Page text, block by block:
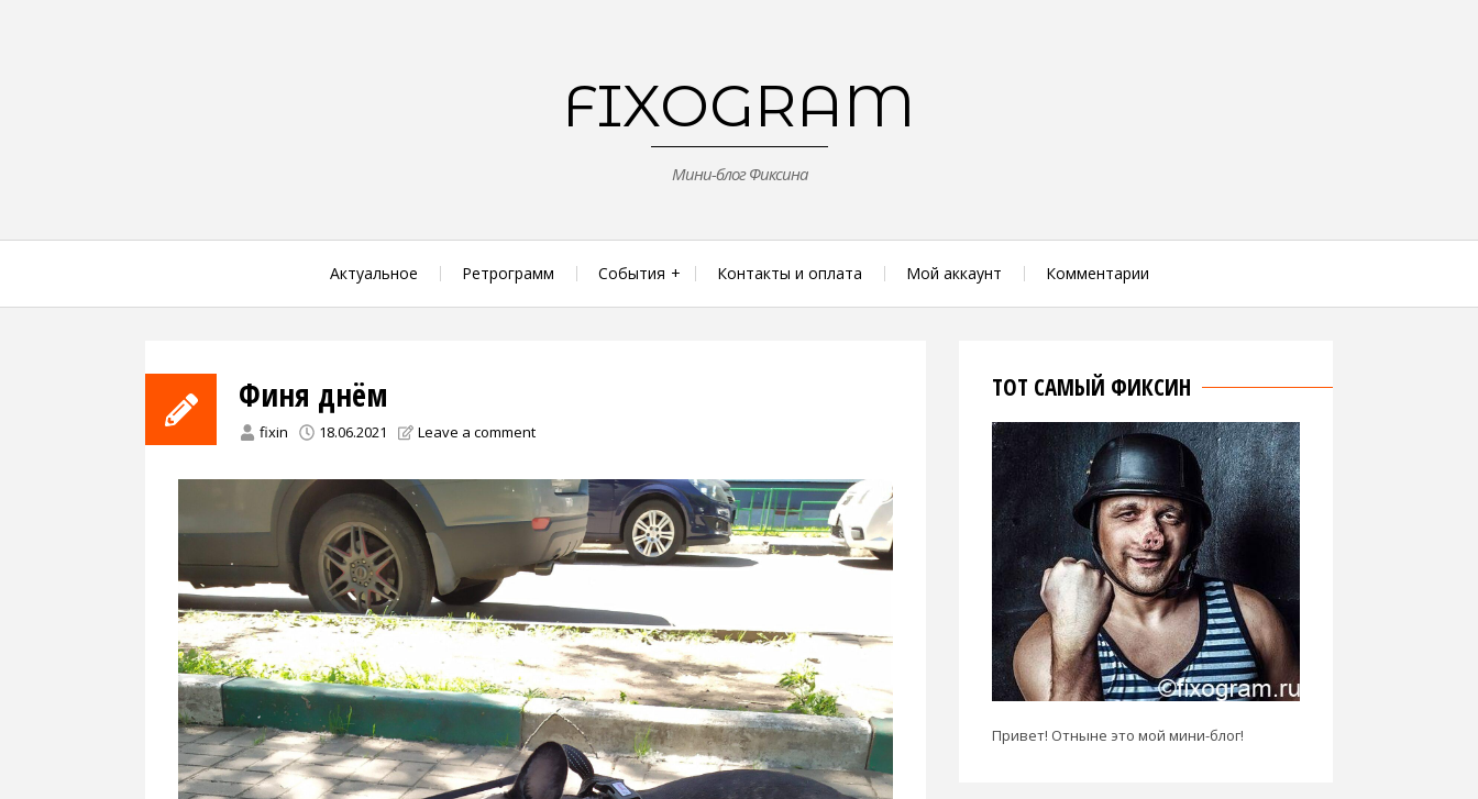
FIXOGRAM
Мини-блог Фиксина
Актуальное Ретрограмм События Контакты и оплата Мой аккаунт Комментарии
Финя днём
fixin 18.06.2021 Leave a comment
ТОТ САМЫЙ ФИКСИН
Привет! Отныне это мой мини-блог!